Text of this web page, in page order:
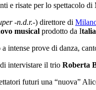
e risate per lo spettacolo di
-n.d.r.-) direttore di
musical prodotto da I
intense prove di danza,
intervistare il trio Roberta
futuri una “nuova”